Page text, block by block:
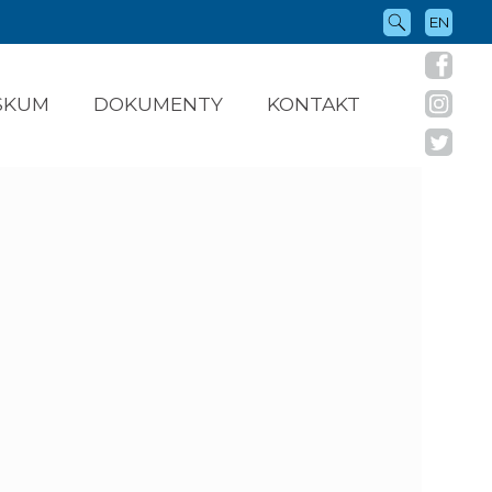
DOKUMENTY KONTAKT
EN